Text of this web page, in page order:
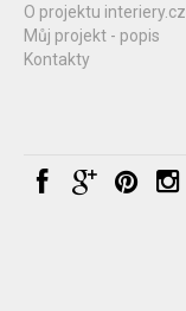
O projektu interiery.cz
Můj projekt - popis
Kontakty